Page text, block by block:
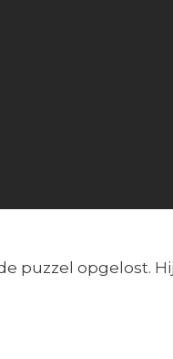
puzzel opgelost.